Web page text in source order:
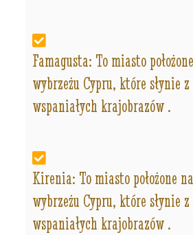
Famagusta: To miasto
wybrzeżu Cypru, które słynie
wspaniałych krajobrazów .
Kirenia: To miasto położone
wybrzeżu Cypru, które słynie
wspaniałych krajobrazów .